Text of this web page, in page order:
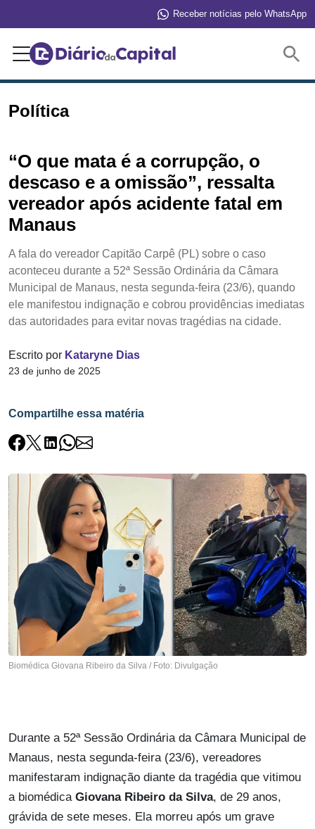
Receber notícias pelo WhatsApp
Política
“O que mata é a corrupção, o
descaso e a omissão”, ressalta
vereador após acidente fatal em
Manaus
A fala do vereador Capitão Carpê (PL) sobre o caso
aconteceu durante a 52ª Sessão Ordinária da Câmara
Municipal de Manaus, nesta segunda-feira (23/6), quando
ele manifestou indignação e cobrou providências imediatas
das autoridades para evitar novas tragédias na cidade.
Escrito por Kataryne Dias
23 de junho de 2025
Compartilhe essa matéria
Biomédica Giovana Ribeiro da Silva / Foto: Divulgação
Durante a 52ª Sessão Ordinária da Câmara Municipal de
Manaus, nesta segunda-feira (23/6), vereadores
manifestaram indignação diante da tragédia que vitimou
a biomédica Giovana Ribeiro da Silva, de 29 anos,
grávida de sete meses. Ela morreu após um grave